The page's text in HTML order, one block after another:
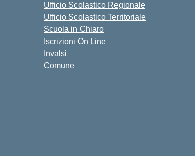
Ufficio Scolastico Regionale
Ufficio Scolastico Territoriale
Scuola in Chiaro
Iscrizioni On Line
Invalsi
Comune